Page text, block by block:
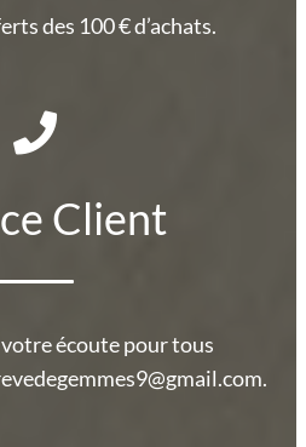
des 100 € d’achats.
Client
écoute pour tous